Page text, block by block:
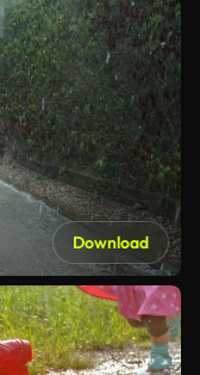
Download